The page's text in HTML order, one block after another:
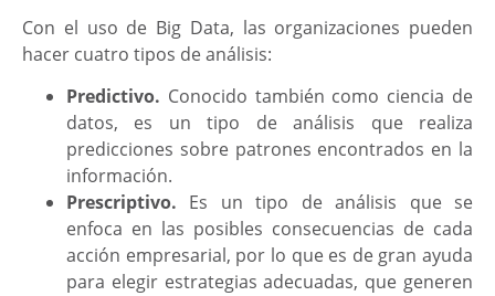
Con el uso de Big Data, las organizaciones pueden
hacer cuatro tipos de análisis:
Predictivo. Conocido también como ciencia de
datos, es un tipo de análisis que realiza
predicciones sobre patrones encontrados en la
información.
Prescriptivo. Es un tipo de análisis que se
enfoca en las posibles consecuencias de cada
acción empresarial, por lo que es de gran ayuda
para elegir estrategias adecuadas, que generen